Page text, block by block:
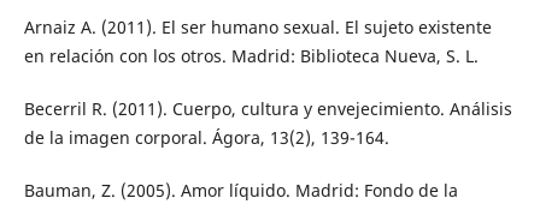
Arnaiz A. (2011). El ser humano sexual. El sujeto existente
en relación con los otros. Madrid: Biblioteca Nueva, S. L.
Becerril R. (2011). Cuerpo, cultura y envejecimiento. Análisis
de la imagen corporal. Ágora, 13(2), 139-164.
Bauman, Z. (2005). Amor líquido. Madrid: Fondo de la